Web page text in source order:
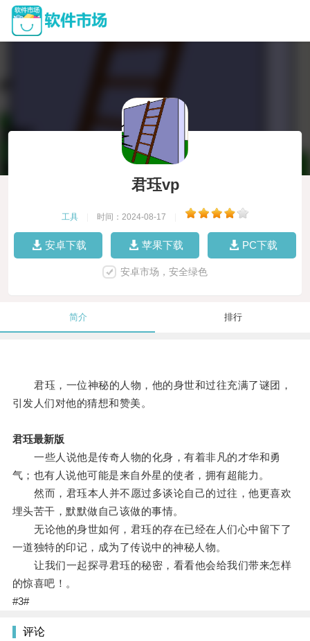
君珏vp
工具 时间：2024-08-17
安卓下载 苹果下载 PC下载
安卓市场，安全绿色
简介 排行
君珏，一位神秘的人物，他的身世和过往充满了谜团，
引发人们对他的猜想和赞美。
君珏最新版
一些人说他是传奇人物的化身，有着非凡的才华和勇
气；也有人说他可能是来自外星的使者，拥有超能力。
然而，君珏本人并不愿过多谈论自己的过往，他更喜欢
埋头苦干，默默做自己该做的事情。
无论他的身世如何，君珏的存在已经在人们心中留下了
一道独特的印记，成为了传说中的神秘人物。
让我们一起探寻君珏的秘密，看看他会给我们带来怎样
的惊喜吧！。
#3#
评论